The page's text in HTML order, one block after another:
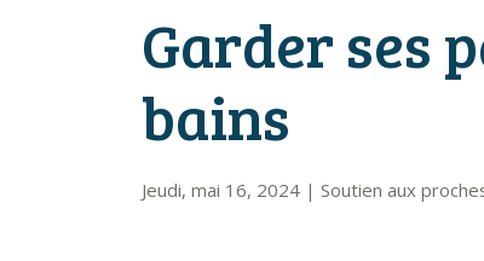
Garder ses
bains
Jeudi, mai 16, 2024 | Soutien aux